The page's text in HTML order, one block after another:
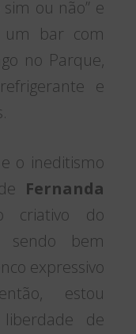
sim ou não” e
um bar com
no Parque,
e
o ineditismo
Fernanda
criativo do
sendo bem
expressivo
estou
de